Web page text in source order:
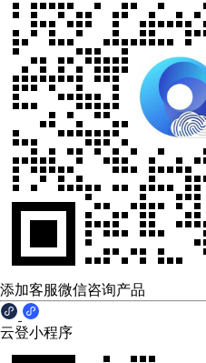
添加客服微信咨询产品
云登小程序